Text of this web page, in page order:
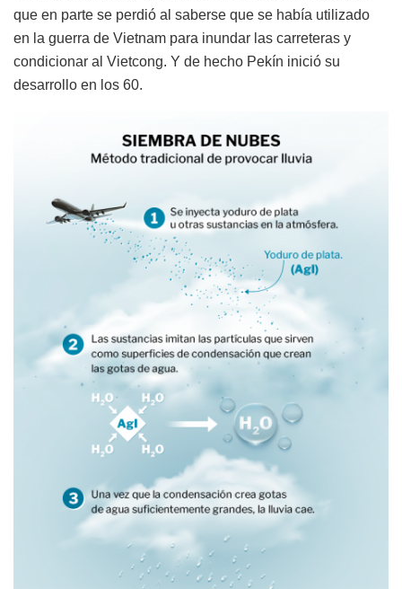
que en parte se perdió al saberse que se había utilizado
en la guerra de Vietnam para inundar las carreteras y
condicionar al Vietcong. Y de hecho Pekín inició su
desarrollo en los 60.